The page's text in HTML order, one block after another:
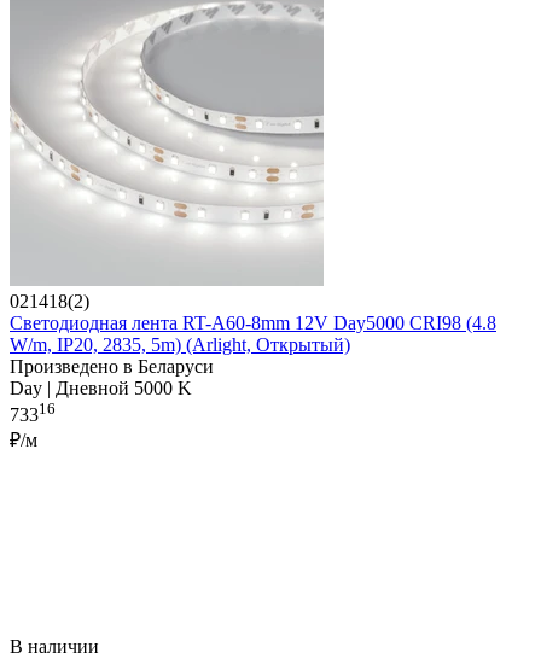
021418(2)
Светодиодная лента RT-A60-8mm 12V Day5000 CRI98 (4.8
W/m, IP20, 2835, 5m) (Arlight, Открытый)
Произведено в Беларуси
Day | Дневной 5000 K
73316
₽/м
В наличии